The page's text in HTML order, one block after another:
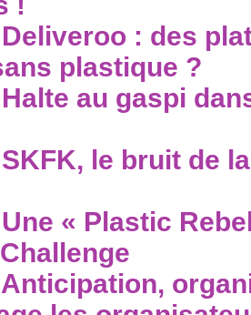
Deliveroo : des
plastique ?
Halte au gaspi
SKFK, le bruit de
Une « Plastic
Anticipation,